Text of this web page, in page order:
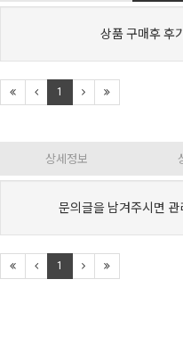
상품 구매후 후
1
상세정보
문의글을 남겨주시면 관
1